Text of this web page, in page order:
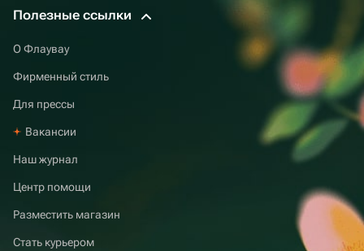
Полезные ссылки
О Флаувау
Фирменный стиль
Для прессы
Вакансии
Наш журнал
Центр помощи
Разместить магазин
Стать курьером